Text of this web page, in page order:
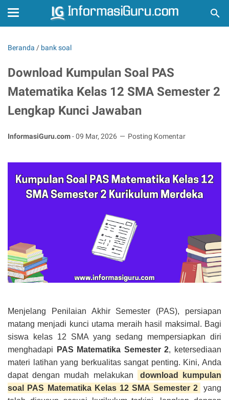
Beranda / bank soal
Download Kumpulan Soal PAS
Matematika Kelas 12 SMA Semester 2
Lengkap Kunci Jawaban
InformasiGuru.com-09 Mar, 2026 Posting Komentar
Menjelang Penilaian Akhir Semester (PAS), persiapan
matang menjadi kunci utama meraih hasil maksimal. Bagi
siswa kelas 12 SMA yang sedang mempersiapkan diri
menghadapi
PAS Matematika Semester 2, ketersediaan
materi latihan yang berkualitas sangat penting. Kini, Anda
dapat dengan mudah melakukan
download kumpulan
soal PAS Matematika Kelas 12 SMA Semester 2
yang